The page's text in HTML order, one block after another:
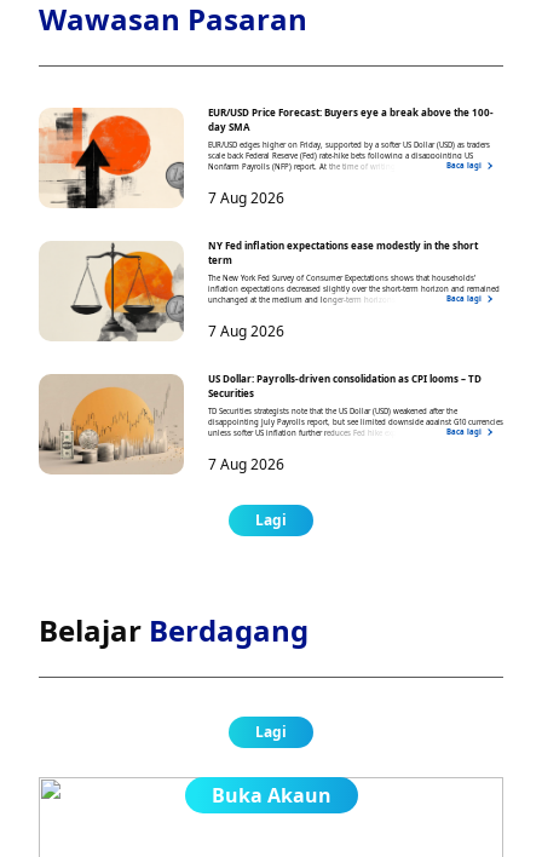
Wawasan Pasaran
EUR/USD Price Forecast: Buyers eye a break above the 100-
day SMA
EUR/USD edges higher on Friday, supported by a softer US Dollar (USD) as traders
scale back Federal Reserve (Fed) rate-hike bets following a disappointing US
Nonfarm Payrolls (NFP) report. At the time of writing, the pair trades around 1.1562,
Baca lagi
7 Aug 2026
NY Fed inflation expectations ease modestly in the short
term
The New York Fed Survey of Consumer Expectations shows that households’
inflation expectations decreased slightly over the short-term horizon and remained
unchanged at the medium and longer-term horizons. One-year inflationBaca lagi
7 Aug 2026
US Dollar: Payrolls-driven consolidation as CPI looms – TD
Securities
TD Securities strategists note that the US Dollar (USD) weakened after the
disappointing July Payrolls report, but see limited downside against G10 currencies
unless softer US inflation further reduces Fed hike expectations.
Baca lagi
7 Aug 2026
Lagi
Belajar Berdagang
Lagi
Buka Akaun